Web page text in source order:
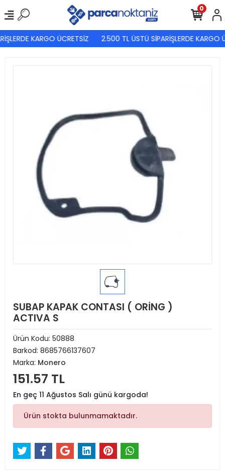
KARGO ÜCRETSİZ 2.500 TL ÜSTÜ SİPARİŞLERDE KARGO
0
SUBAP KAPAK CONTASI ( ORİNG )
ACTIVA S
Ürün Kodu: 50888
Barkod: 8685766137607
Marka: Monero
151.57 TL
En geç 11 Ağustos Salı günü kargoda!
Ürün stokta bulunmamaktadır.